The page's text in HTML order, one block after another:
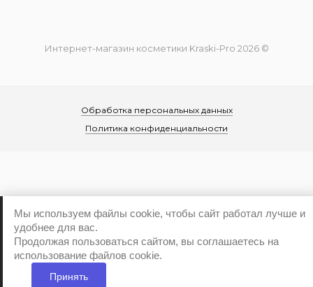
Интернет-магазин косметики Kraski-Pro 2026 ©
Обработка персональных данных
Политика конфиденциальности
Мы используем файлы cookie, чтобы сайт работал лучше и
удобнее для вас.
Продолжая пользоваться сайтом, вы соглашаетесь на
использование файлов cookie.
Принять